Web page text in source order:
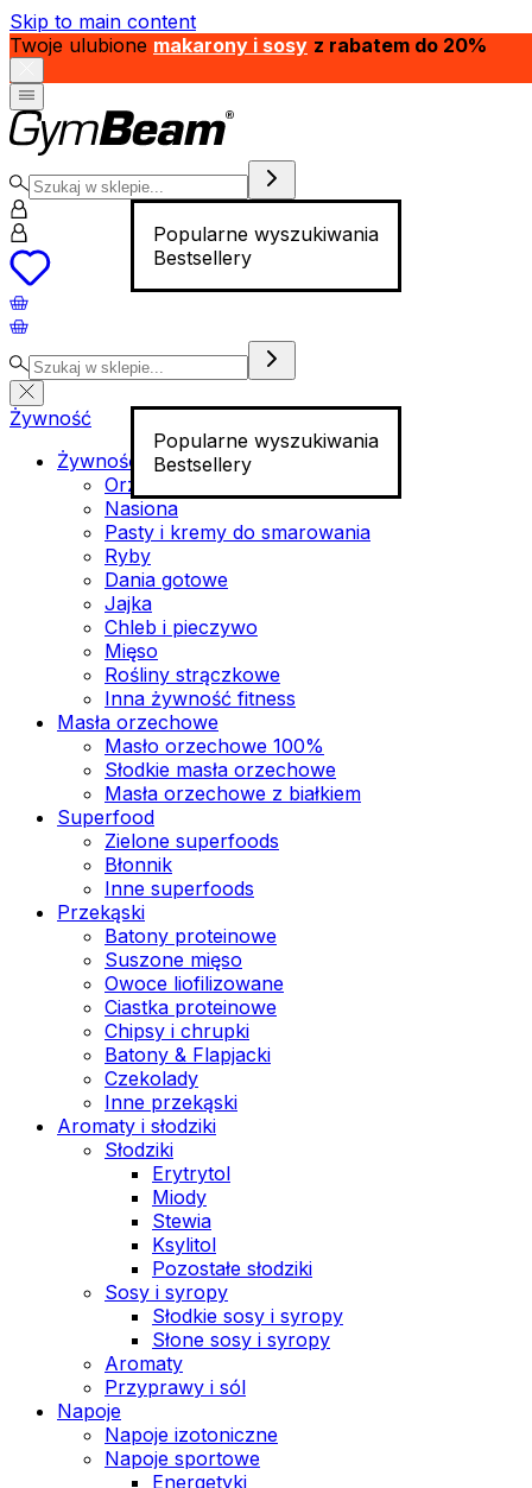
Skip to main content
Twoje ulubione makarony i sosy z rabatem do 20%
Popularne wyszukiwania
Bestsellery
Popularne wyszukiwania
Bestsellery
Żywność
Żywność funkcjonalna
Orzechy
Nasiona
Pasty i kremy do smarowania
Ryby
Dania gotowe
Jajka
Chleb i pieczywo
Mięso
Rośliny strączkowe
Inna żywność fitness
Masła orzechowe
Masło orzechowe 100%
Słodkie masła orzechowe
Masła orzechowe z białkiem
Superfood
Zielone superfoods
Błonnik
Inne superfoods
Przekąski
Batony proteinowe
Suszone mięso
Owoce liofilizowane
Ciastka proteinowe
Chipsy i chrupki
Batony & Flapjacki
Czekolady
Inne przekąski
Aromaty i słodziki
Słodziki
Erytrytol
Miody
Stewia
Ksylitol
Pozostałe słodziki
Sosy i syropy
Słodkie sosy i syropy
Słone sosy i syropy
Aromaty
Przyprawy i sól
Napoje
Napoje izotoniczne
Napoje sportowe
Energetyki